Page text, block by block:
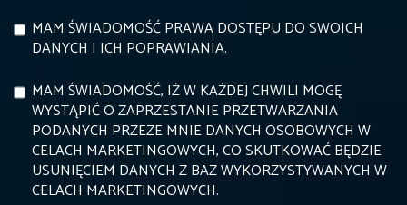
MAM ŚWIADOMOŚĆ PRAWA DOSTĘPU DO SWOICH
DANYCH I ICH POPRAWIANIA.
MAM ŚWIADOMOŚĆ, IŻ W KAŻDEJ CHWILI MOGĘ
WYSTĄPIĆ O ZAPRZESTANIE PRZETWARZANIA
PODANYCH PRZEZE MNIE DANYCH OSOBOWYCH W
CELACH MARKETINGOWYCH, CO SKUTKOWAĆ BĘDZIE
USUNIĘCIEM DANYCH Z BAZ WYKORZYSTYWANYCH W
CELACH MARKETINGOWYCH.